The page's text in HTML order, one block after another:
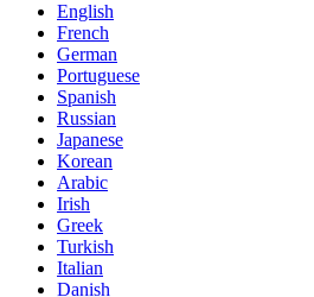
English
French
German
Portuguese
Spanish
Russian
Japanese
Korean
Arabic
Irish
Greek
Turkish
Italian
Danish